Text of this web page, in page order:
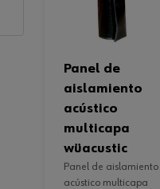
panel de
aislamiento
acústico
multicapa
wüacustic
panel de aislamiento
acústico multicapa